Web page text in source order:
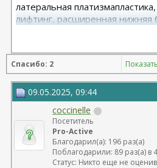
латеральная
лифтинг, расширенная нижняя
височный лифтинг 04.25 Тегай
Спасибо: 2
09.05.2025, 09:44
coccinelle
Посетитель
Pro-Active
Благодарил(а): 196 раз(а)
Поблагодарили: 89 раз(а) в
Статус: Никто еще не